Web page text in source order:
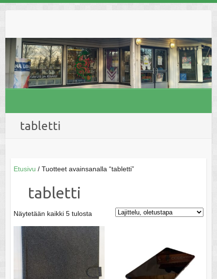
tabletti
Etusivu / Tuotteet avainsanalla “tabletti”
tabletti
Näytetään kaikki 5 tulosta